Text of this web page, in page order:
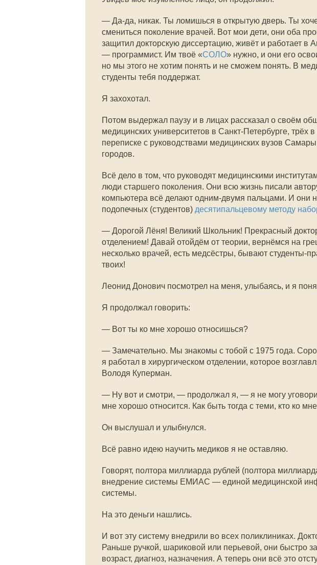
— Да-да, никак. Ты ломишься в открытую дверь. Ты
смениться поколение врачей. Вот мои дети, они оба
защитил докторскую диссертацию, живёт и работает в
— программист. Им твоё «СОЛО» нужно, и они его
но мы этого не хотим понять и не сможем понять. В
студенты тебя поддержат.
Я захохотал.
Потом выдержал паузу и в лицах рассказал о своём
медицинских университетов в Санкт-Петербурге, трёх
переписке с руководствами медицинских вузов
городов.
Всё дело в том, что руководят медицинскими
люди старшего поколения. Они всю жизнь писали
компьютера всё делают одним-двумя пальцами. И они
подопечных (студентов) десятипальцевому методу
— Дорогой Лёня! Великий Школьник! Прекрасный
отделением! Давай отойдём от теории, вернёмся на
несколько врачей, есть медсёстры, бывают студенты-
твоих!
Леонид Донович посмотрел на меня, улыбаясь, и я
Я продолжал говорить:
— Вот ты ко мне хорошо относишься?
— Замечательно. Мы знакомы с тобой с 1975 года.
я работал в хирургическом отделении, которое
Володя Куперман.
— Ну вот и смотри, — продолжал я, — я не могу
мне хорошо относится. Как быть тогда с теми, кто ко
Он выслушал и улыбнулся.
Всё равно идею научить медиков я не оставляю.
Говорят, полтора миллиарда рублей (полтора
внедрение системы ЕМИАС — единой медицинской
системы.
На это деньги нашлись.
И вот эту систему внедрили во всех поликлиниках.
Раньше ручкой, шариковой или перьевой, они быстро
возраст, диагноз, назначения. А теперь они всё это